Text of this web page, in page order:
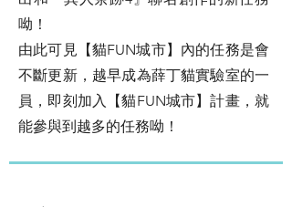
呦！
由此可見【貓FUN城市】內的任務是會
不斷更新，越早成為薛丁貓實驗室的一
員，即刻加入【貓FUN城市】計畫，就
能參與到越多的任務呦！